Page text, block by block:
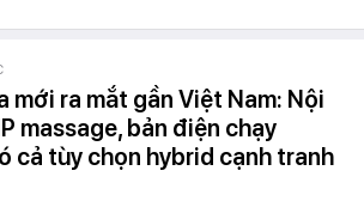
mới ra mắt gần Việt Nam: Nội
massage, bản điện chạy
cả tùy chọn hybrid cạnh tranh